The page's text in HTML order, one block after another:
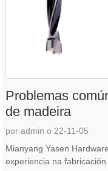
Problemas
de madeira
por admin o 22-11-05
Mianyang Yasen
experiencia na